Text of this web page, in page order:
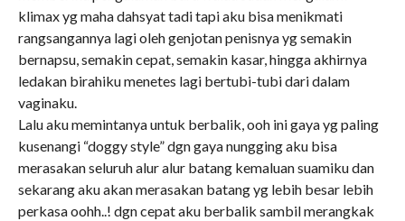
klimax yg maha dahsyat tadi tapi aku bisa menikmati
rangsangannya lagi oleh genjotan penisnya yg semakin
bernapsu, semakin cepat, semakin kasar, hingga akhirnya
ledakan birahiku menetes lagi bertubi-tubi dari dalam
vaginaku.
Lalu aku memintanya untuk berbalik, ooh ini gaya yg paling
kusenangi “doggy style” dgn gaya nungging aku bisa
merasakan seluruh alur alur batang kemaluan suamiku dan
sekarang aku akan merasakan batang yg lebih besar lebih
perkasa oohh..! dgn cepat aku berbalik sambil merangkak